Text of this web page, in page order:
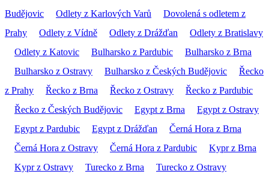
Budějovic
Odlety z Karlových Varů
Dovolená s odletem z
Prahy
Odlety z Vídně Odlety z Drážďan
Odlety z Bratislavy
Odlety z Katovic
Bulharsko z Pardubic
Bulharsko z Brna
Bulharsko z Ostravy
Bulharsko z Českých Budějovic
Řecko
z Prahy
Řecko z Brna Řecko z Ostravy
Řecko z Pardubic
Řecko z Českých Budějovic
Egypt z Brna
Egypt z Ostravy
Egypt z Pardubic
Egypt z Drážďan
Černá Hora z Brna
Černá Hora z Ostravy
Černá Hora z Pardubic
Kypr z Brna
Kypr z Ostravy
Turecko z Brna Turecko z Ostravy